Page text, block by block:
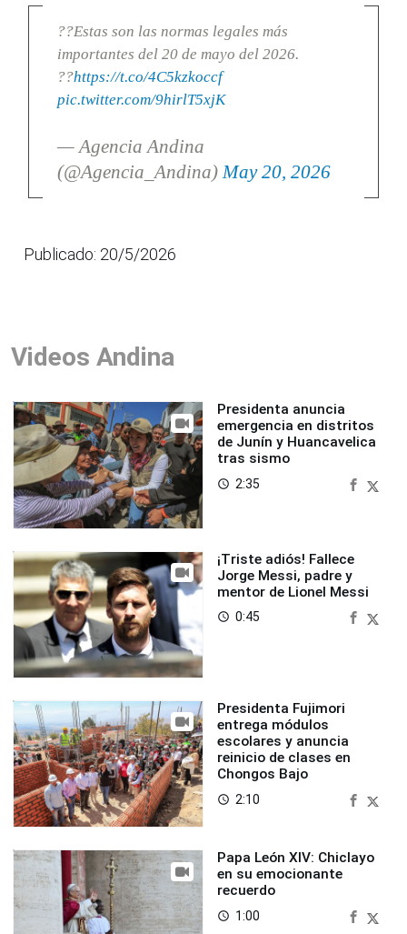
??Estas son las normas legales más
importantes del 20 de mayo del 2026.
??https://t.co/4C5kzkoccf
pic.twitter.com/9hirlT5xjK
— Agencia Andina
(@Agencia_Andina) May 20, 2026
Publicado: 20/5/2026
Videos Andina
Presidenta anuncia
emergencia en distritos
de Junín y Huancavelica
tras sismo
access_time 2:35
¡Triste adiós! Fallece
Jorge Messi, padre y
mentor de Lionel Messi
access_time 0:45
Presidenta Fujimori
entrega módulos
escolares y anuncia
reinicio de clases en
Chongos Bajo
access_time 2:10
Papa León XIV: Chiclayo
en su emocionante
recuerdo
access_time 1:00